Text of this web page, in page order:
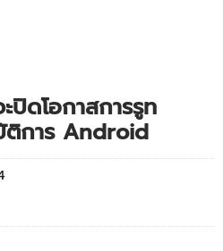
ปิดโอกาสการรูท
ติการ Android